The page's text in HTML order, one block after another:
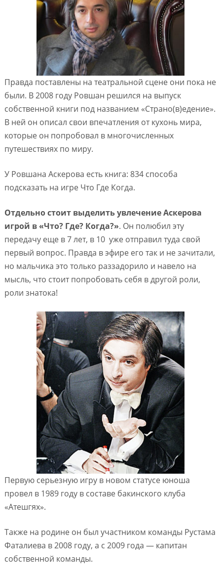
Правда поставлены на театральной сцене они пока не
были. В 2008 году Ровшан решился на выпуск
собственной книги под названием «Страно(в)едение».
В ней он описал свои впечатления от кухонь мира,
которые он попробовал в многочисленных
путешествиях по миру.
У Ровшана Аскерова есть книга: 834 способа
подсказать на игре Что Где Когда.
Отдельно стоит выделить увлечение Аскерова
игрой в «Что? Где? Когда?». Он полюбил эту
передачу еще в 7 лет, в 10 уже отправил туда свой
первый вопрос. Правда в эфире его так и не зачитали,
но мальчика это только раззадорило и навело на
мысль, что стоит попробовать себя в другой роли,
роли знатока!
Первую серьезную игру в новом статусе юноша
провел в 1989 году в составе бакинского клуба
«Атешгях».
Также на родине он был участником команды Рустама
Фаталиева в 2008 году, а с 2009 года — капитан
собственной команды.